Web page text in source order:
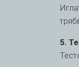
5.